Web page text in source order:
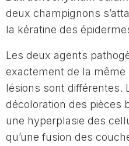
deux champignons
la kératine des
Les deux agents
exactement de la même
lésions sont différentes.
décoloration des pièces
une hyperplasie des
qu’une fusion des